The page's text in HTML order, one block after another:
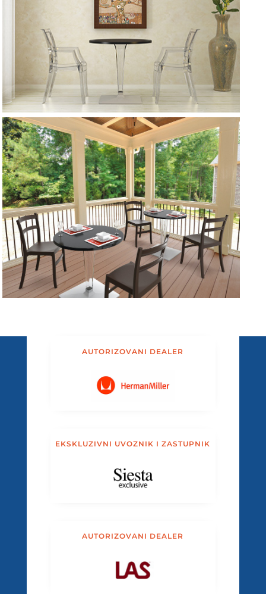
AUTORIZOVANI DEALER
EKSKLUZIVNI UVOZNIK I ZASTUPNIK
AUTORIZOVANI DEALER